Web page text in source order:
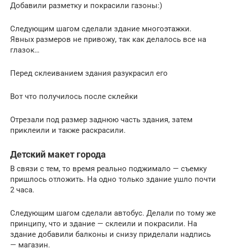
Добавили разметку и покрасили газоны:)
Следующим шагом сделали здание многоэтажки.
Явных размеров не привожу, так как делалось все на
глазок…
Перед склеиванием здания разукрасил его
Вот что получилось после склейки
Отрезали под размер заднюю часть здания, затем
приклеили и также раскрасили.
Детский макет города
В связи с тем, то время реально поджимало — съемку
пришлось отложить. На одно только здание ушло почти
2 часа.
Следующим шагом сделали автобус. Делали по тому же
принципу, что и здание — склеили и покрасили. На
здание добавили балконы и снизу приделали надпись
— магазин.